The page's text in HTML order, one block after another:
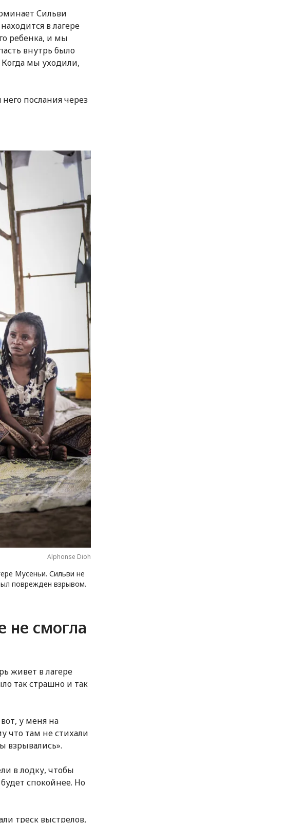
Сильви
в лагере
ребенка, и мы
внутрь было
мы уходили,
послания через
Alphonse Dioh
Мусеньи. Сильви не
поврежден взрывом.
не смогла
живет в лагере
так страшно и так
у меня на
что там не стихали
взрывались».
в лодку, чтобы
спокойнее. Но
треск выстрелов,